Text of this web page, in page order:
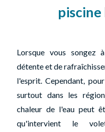
piscine
Lorsque vous songez
détente et de
l'esprit. Cependant,
surtout dans les
chaleur de l'eau peut
qu'intervient le